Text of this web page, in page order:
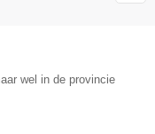
wel in de provincie